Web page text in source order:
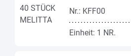
Nr.: KFF00
Einheit: 1 NR.